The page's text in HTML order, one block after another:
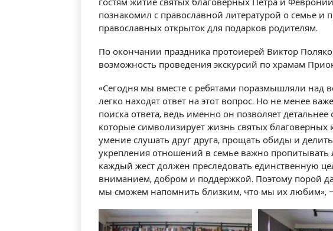
познакомил с православной литературой о семье и
православных открыток для подарков родителям.
По окончании праздника протоиерей Виктор
возможность проведения экскурсий по храмам
«Сегодня мы вместе с ребятами поразмышляли над
легко находят ответ на этот вопрос. Но не менее
поиска ответа, ведь именно он позволяет
которые символизирует жизнь святых благоверных
умение слушать друг друга, прощать обиды и
укрепления отношений в семье важно
каждый жест должен преследовать единственную
вниманием, добром и поддержкой. Поэтому порой
мы сможем напомнить близким, что мы их любим»,